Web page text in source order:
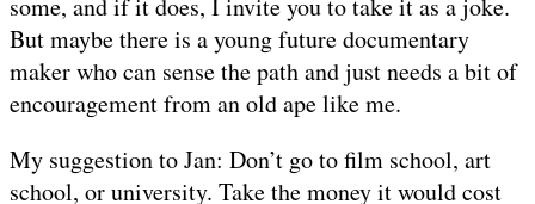
some, and if it does, I invite you to take it as a joke.
But maybe there is a young future documentary
maker who can sense the path and just needs a bit of
encouragement from an old ape like me.
My suggestion to Jan: Don’t go to film school, art
school, or university. Take the money it would cost